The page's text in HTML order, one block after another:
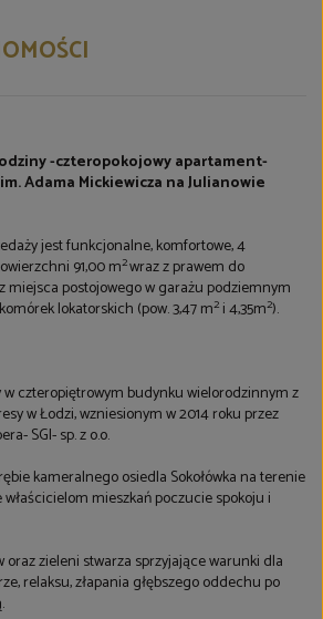
-czteropokojowy apartament-
Adama Mickiewicza na Julianowie
jest funkcjonalne, komfortowe, 4
91,00 m2wraz z prawem do
miejsca postojowego w garażu podziemnym
lokatorskich (pow. 3,47 m2 i 4,35m2).
czteropiętrowym budynku wielorodzinnym z
w Łodzi, wzniesionym w 2014 roku przez
SGI- sp. z o.o.
kameralnego osiedla Sokołówka na terenie
mieszkań poczucie spokoju i
oraz zieleni stwarza sprzyjające warunki dla
relaksu, złapania głębszego oddechu po